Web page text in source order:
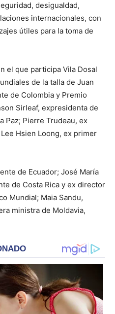
desigualdad,
internacionales, con
útiles para la toma de
el que participa Vila Dosal
de la talla de Juan
de Colombia y Premio
Sirleaf, expresidenta de
Paz; Pierre Trudeau, ex
Hsien Loong, ex primer
de Ecuador; José María
de Costa Rica y ex director
Mundial; Maia Sandu,
ministra de Moldavia,